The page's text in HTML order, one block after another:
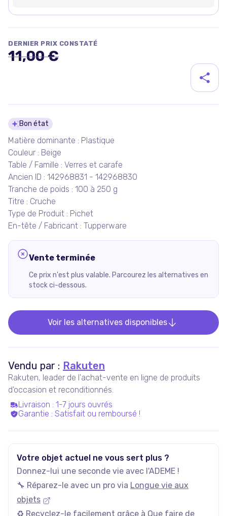
DERNIER PRIX CONSTATÉ
11,00 €
Détails du produit
Bon état
Matière dominante : Plastique
Couleur : Beige
Table / Famille : Verres et carafe
Ancien ID : 142968831 - 142968830
Tranche de poids : 100 à 250 g
Titre : Cruche
Type de Produit : Pichet
En-tête / Fabricant : Tupperware
Vente terminée
Ce prix n'est plus valable. Parcourez les alternatives en
stock ci-dessous.
Voir les alternatives disponibles
Vendu par : Rakuten
Rakuten, leader de l'achat-vente en ligne de produits
d'occasion et reconditionnés.
Livraison : 1-7 jours ouvrés
Garantie : Satisfait ou remboursé !
Votre objet actuel ne vous sert plus ?
Donnez-lui une seconde vie avec l'ADEME !
🔧 Réparez-le avec un pro via Longue vie aux
objets
♻️ Recyclez-le facilement grâce à Que faire de